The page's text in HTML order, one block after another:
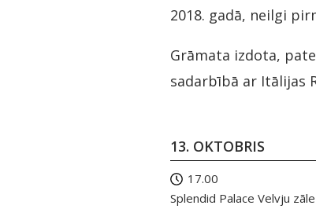
2018. gadā, neilgi
Grāmata izdota,
sadarbībā ar Itālijas
13. OKTOBRIS
17.00
Splendid Palace Velvju zāle